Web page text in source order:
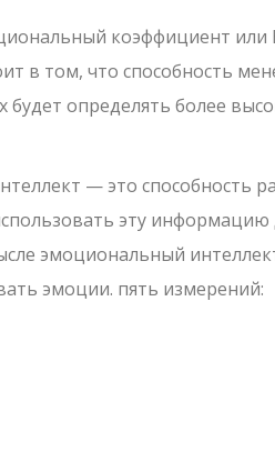
коэффициент или
в том, что способность
определять более
— это способность
эту
эмоциональный
эмоции. пять измерений: